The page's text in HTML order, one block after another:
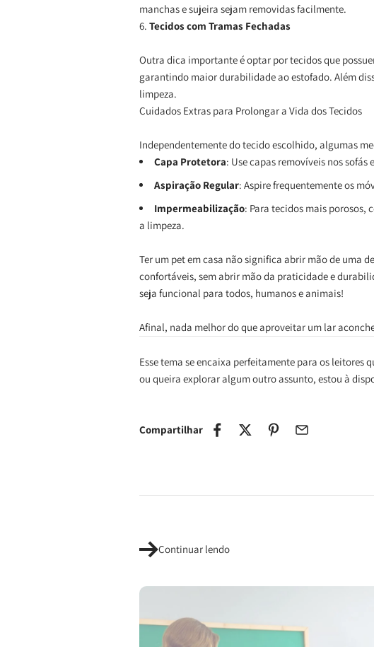
manchas e sujeira sejam removidas facilmente.
6. Tecidos com Tramas Fechadas
Outra dica importante é optar por tecidos que
garantindo maior durabilidade ao estofado. Além
limpeza.
Cuidados Extras para Prolongar a Vida dos Tecidos
Independentemente do tecido escolhido, algumas
Capa Protetora: Use capas removíveis nos
Aspiração Regular: Aspire frequentemente os
Impermeabilização: Para tecidos mais
a limpeza.
Ter um pet em casa não significa abrir mão de uma
confortáveis, sem abrir mão da praticidade e
seja funcional para todos, humanos e animais!
Afinal, nada melhor do que aproveitar um lar
Esse tema se encaixa perfeitamente para os leitores
ou queira explorar algum outro assunto, estou à
Compartilhar
Continuar lendo